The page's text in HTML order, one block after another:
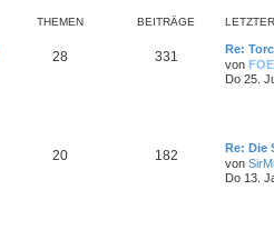
THEMEN BEITRÄGE
28 331
Re:
von FOE
Do 25.
20 182
Re: Die
von
Do 13.